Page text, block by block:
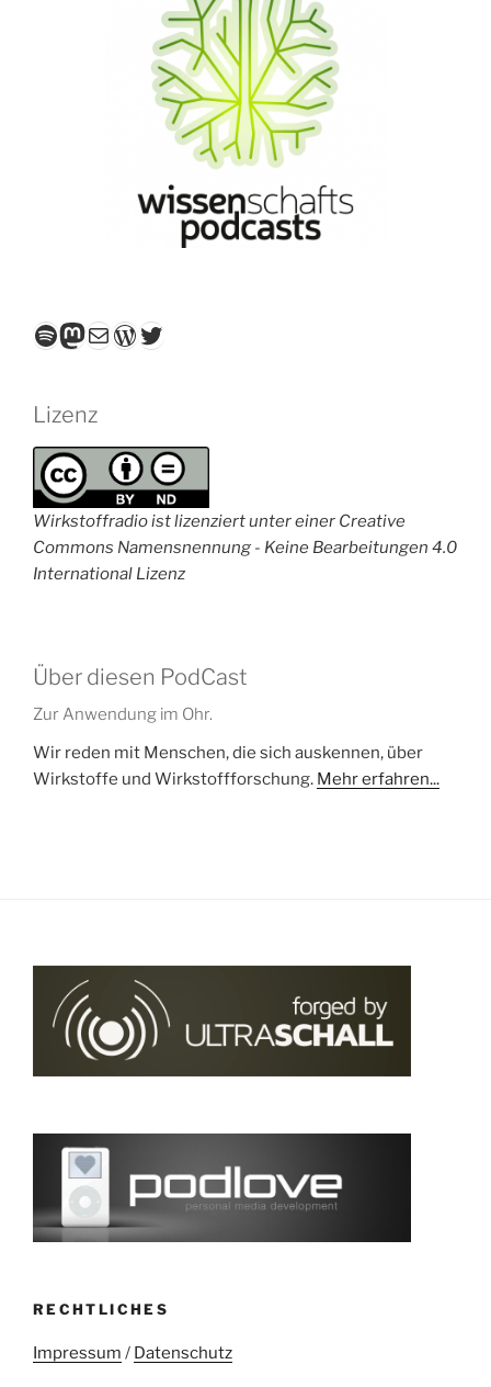
Spotify
Mastodon
E-MailWordPress
Twitter
Lizenz
Wirkstoffradio ist lizenziert unter einer Creative
Commons Namensnennung - Keine Bearbeitungen 4.0
International Lizenz
Über diesen PodCast
Zur Anwendung im Ohr.
Wir reden mit Menschen, die sich auskennen, über
Wirkstoffe und Wirkstoffforschung. Mehr erfahren...
RECHTLICHES
Impressum / Datenschutz